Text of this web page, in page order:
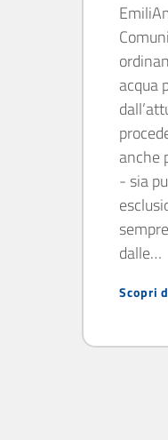
acqua
anche
- sia
dalle…
Scopri